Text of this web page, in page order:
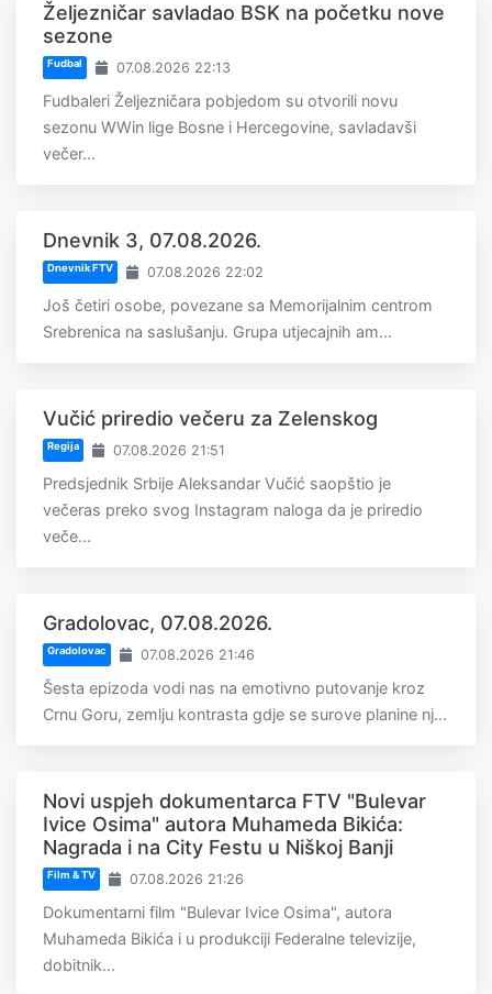
Željezničar savladao BSK na početku nove
sezone
Fudbal 07.08.2026 22:13
Fudbaleri Željezničara pobjedom su otvorili novu
sezonu WWin lige Bosne i Hercegovine, savladavši
večer...
Dnevnik 3, 07.08.2026.
Dnevnik FTV 07.08.2026 22:02
Još četiri osobe, povezane sa Memorijalnim centrom
Srebrenica na saslušanju. Grupa utjecajnih am...
Vučić priredio večeru za Zelenskog
Regija 07.08.2026 21:51
Predsjednik Srbije Aleksandar Vučić saopštio je
večeras preko svog Instagram naloga da je priredio
veče...
Gradolovac, 07.08.2026.
Gradolovac 07.08.2026 21:46
Šesta epizoda vodi nas na emotivno putovanje kroz
Crnu Goru, zemlju kontrasta gdje se surove planine nj...
Novi uspjeh dokumentarca FTV "Bulevar
Ivice Osima" autora Muhameda Bikića:
Nagrada i na City Festu u Niškoj Banji
Film & TV 07.08.2026 21:26
Dokumentarni film "Bulevar Ivice Osima", autora
Muhameda Bikića i u produkciji Federalne televizije,
dobitnik...